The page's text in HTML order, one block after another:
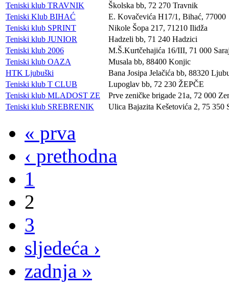
Teniski klub TRAVNIK
Školska bb, 72 270 Travnik
Teniski Klub BIHAĆ
E. Kovačevića H17/1, Bihać, 77000
Teniski klub SPRINT
Nikole Šopa 217, 71210 Ilidža
Teniski klub JUNIOR
Hadzeli bb, 71 240 Hadzici
Teniski klub 2006
M.Š.Kurtčehajića 16/III, 71 000
Teniski klub OAZA
Musala bb, 88400 Konjic
HTK Ljubuški
Bana Josipa Jelačića bb, 88320
Teniski klub T CLUB
Lupoglav bb, 72 230 ŽEPČE
Teniski klub MLADOST ZE
Prve zeničke brigade 21a, 72 000
Teniski klub SREBRENIK
Ulica Bajazita Kešetovića 2, 75 350
« prva
‹ prethodna
1
2
3
sljedeća ›
zadnja »